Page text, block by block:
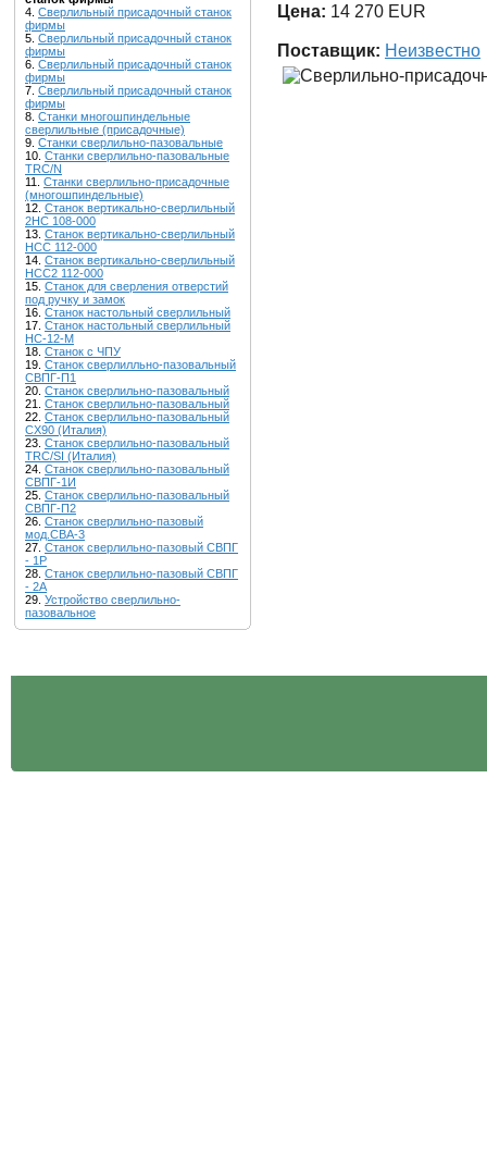
4. Сверлильный присадочный станок
фирмы
5. Сверлильный присадочный станок
фирмы
6. Сверлильный присадочный станок
фирмы
7. Сверлильный присадочный станок
фирмы
8. Станки многошпиндельные
сверлильные (присадочные)
9. Станки сверлильно-пазовальные
10. Станки сверлильно-пазовальные
TRC/N
11. Станки сверлильно-присадочные
(многошпиндельные)
12. Станок вертикально-сверлильный
2НС 108-000
13. Станок вертикально-сверлильный
НСС 112-000
14. Станок вертикально-сверлильный
НСС2 112-000
15. Станок для сверления отверстий
под ручку и замок
16. Станок настольный сверлильный
17. Станок настольный сверлильный
НС-12-М
18. Станок с ЧПУ
19. Станок сверлилльно-пазовальный
СВПГ-П1
20. Станок сверлильно-пазовальный
21. Станок сверлильно-пазовальный
22. Станок сверлильно-пазовальный
CX90 (Италия)
23. Станок сверлильно-пазовальный
TRC/SI (Италия)
24. Станок сверлильно-пазовальный
СВПГ-1И
25. Станок сверлильно-пазовальный
СВПГ-П2
26. Станок сверлильно-пазовый
мод.СВА-3
27. Станок сверлильно-пазовый СВПГ
- 1Р
28. Станок сверлильно-пазовый СВПГ
- 2A
29. Устройство сверлильно-
пазовальное
Цена: 14 270 EUR
Поставщик: Неизвестно